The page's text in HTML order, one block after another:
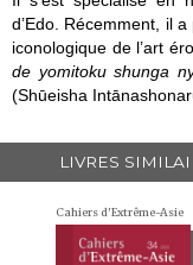
d’Edo. Récemment, il
iconologique de l’art
de yomitoku shunga
(Shūeisha
LIVRES
Cahiers d'Extrême-Asie